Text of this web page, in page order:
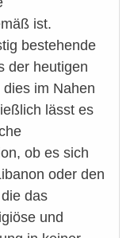
ist.
bestehende
der heutigen
im Nahen
lässt es
ob es sich
oder den
das
und